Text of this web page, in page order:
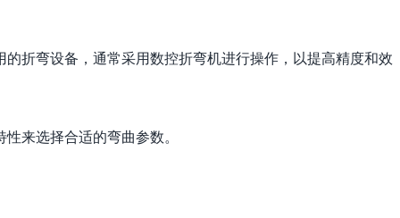
折弯设备，通常采用数控折弯机进行操作，以提高精度和效
来选择合适的弯曲参数。